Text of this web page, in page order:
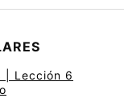
| Lección 6